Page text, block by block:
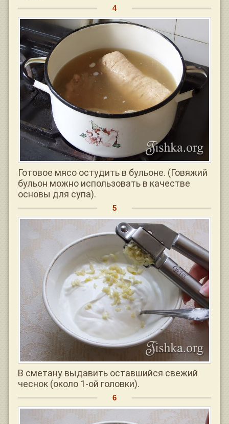
Готовое мясо остудить в бульоне. (Говяжий
бульон можно использовать в качестве
основы для супа).
В сметану выдавить оставшийся свежий
чеснок (около 1-ой головки).